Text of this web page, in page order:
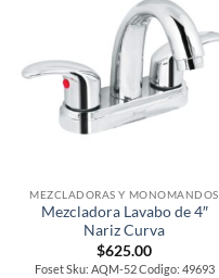
MEZCLADORAS Y MONOMANDOS
Mezcladora Lavabo de 4″
Nariz Curva
$625.00
Foset Sku: AQM-52 Codigo: 49693